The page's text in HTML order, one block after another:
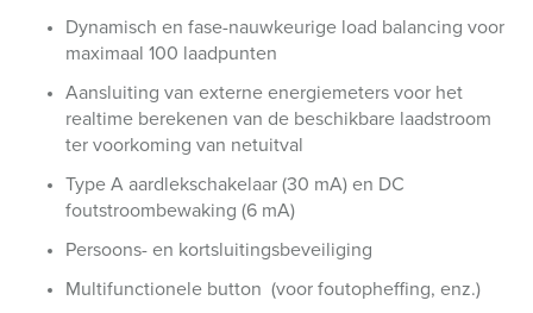
Dynamisch en fase-nauwkeurige load balancing voor
maximaal 100 laadpunten
Aansluiting van externe energiemeters voor het
realtime berekenen van de beschikbare laadstroom
ter voorkoming van netuitval
Type A aardlekschakelaar (30 mA) en DC
foutstroombewaking (6 mA)
Persoons- en kortsluitingsbeveiliging
Multifunctionele button (voor foutopheffing, enz.)